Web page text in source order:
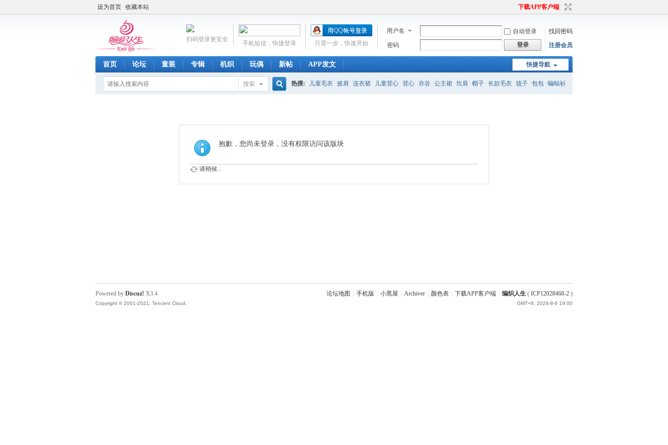
设为首页 收藏本站 下载APP客户端
用户名 自动登录
找回密码
密码
登录 注册会员
只需一步，快速开始
手机短信，快捷登录
扫码登录更安全
快捷导航
首页 论坛 童装 专辑 机织 玩偶 新帖 APP发文
搜索
索
热搜: 儿童毛衣 披肩 连衣裙 儿童背心 背心 亦谷 公主裙 坎肩 帽子 长款毛衣 毯子 包包 蝙蝠衫
抱歉，您尚未登录，没有权限访问该版块
请稍候...
论坛地图 手机版 小黑屋 Archiver 颜色表 下载APP客户端 编织人生 ( ICP12028468-2 )
GMT+8, 2026-8-6 19:00
Powered by Discuz! X3.4
Copyright © 2001-2021, Tencent Cloud.